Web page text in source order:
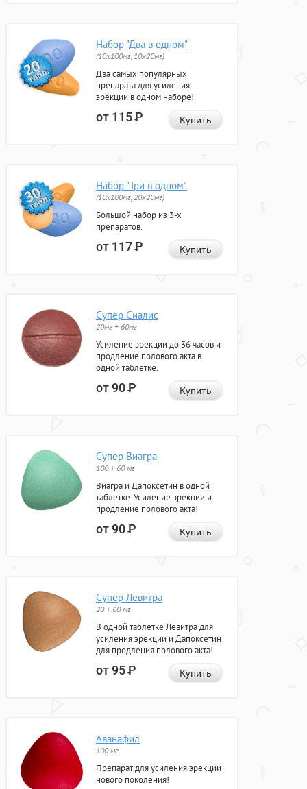
Набор "Два в одном"
(10x100мг, 10x20мг)
Два самых популярных
препарата для усиления
эрекции в одном наборе!
от 115Р Купить
Набор "Три в одном"
(10x100мг, 20x20мг)
Большой набор из 3-х
препаратов.
от 117Р Купить
Супер Сиалис
20мг + 60мг
Усиление эрекции до 36 часов и
продление полового акта в
одной таблетке.
от 90Р Купить
Супер Виагра
100 + 60 мг
Виагра и Дапоксетин в одной
таблетке. Усиление эрекции и
продление полового акта!
от 90Р Купить
Супер Левитра
20 + 60 мг
В одной таблетке Левитра для
усиления эрекции и Дапоксетин
для продления полового акта!
от 95Р Купить
Аванафил
100 мг
Препарат для усиления эрекции
нового поколения!